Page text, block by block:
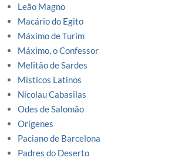
Leão Magno
Macário do Egito
Máximo de Turim
Máximo, o Confessor
Melitão de Sardes
Misticos Latinos
Nicolau Cabasilas
Odes de Salomão
Orígenes
Paciano de Barcelona
Padres do Deserto